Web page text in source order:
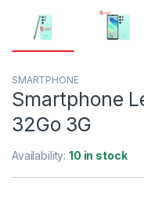
SMARTPHONE
Smartphone
32Go 3G
Availability:10 in stock